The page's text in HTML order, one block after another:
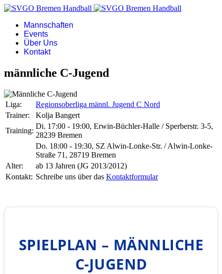
Mannschaften
Events
Über Uns
Kontakt
männliche C-Jugend
Liga:
Regionsoberliga männl. Jugend C Nord
Trainer:
Kolja Bangert
Training:
Di. 17:00 - 19:00, Erwin-Büchler-Halle / Sperberstr. 3-5,
28239 Bremen
Do. 18:00 - 19:30, SZ Alwin-Lonke-Str. / Alwin-Lonke-
Straße 71, 28719 Bremen
Alter:
ab 13 Jahren (JG 2013/2012)
Kontakt: Schreibe uns über das Kontaktformular
SPIELPLAN – MÄNNLICHE
C-JUGEND